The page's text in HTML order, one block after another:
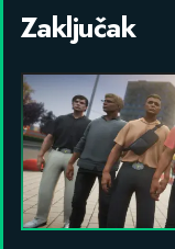
Zaključak